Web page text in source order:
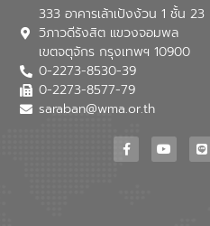
333 อาคารเล้าเป้งง้วน 1 ชั้น 23
วิภาวดีรังสิต แขวงจอมพล
เขตจตุจักร กรุงเทพฯ 10900
0-2273-8530-39
0-2273-8577-79
saraban@wma.or.th